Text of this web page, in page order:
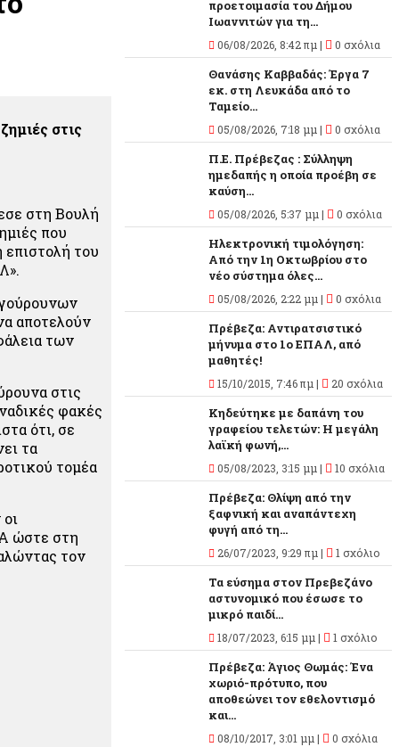
στις
στη Βουλή
που
επιστολή του
αποτελούν
των
στις
φακές
ότι, σε
τα
τομέα
ώστε στη
τον
προετοιμασία του Δήμου
Ιωαννιτών για τη...
06/08/2026, 8:42 πμ | 0 σχόλια
Θανάσης Καββαδάς: Έργα 7
εκ. στη Λευκάδα από το
Ταμείο...
05/08/2026, 7:18 μμ | 0 σχόλια
Π.Ε. Πρέβεζας : Σύλληψη
ημεδαπής η οποία προέβη σε
καύση...
05/08/2026, 5:37 μμ | 0 σχόλια
Ηλεκτρονική τιμολόγηση:
Από την 1η Οκτωβρίου στο
νέο σύστημα όλες...
05/08/2026, 2:22 μμ | 0 σχόλια
Πρέβεζα: Αντιρατσιστικό
μήνυμα στο 1ο ΕΠΑΛ, από
μαθητές!
15/10/2015, 7:46 πμ | 20 σχόλια
Κηδεύτηκε με δαπάνη του
γραφείου τελετών: Η μεγάλη
λαϊκή φωνή,...
05/08/2023, 3:15 μμ | 10 σχόλια
Πρέβεζα: Θλίψη από την
ξαφνική και αναπάντεχη
φυγή από τη...
26/07/2023, 9:29 πμ | 1 σχόλιο
Τα εύσημα στον Πρεβεζάνο
αστυνομικό που έσωσε το
μικρό παιδί...
18/07/2023, 6:15 μμ | 1 σχόλιο
Πρέβεζα: Άγιος Θωμάς: Ένα
χωριό-πρότυπο, που
αποθεώνει τον εθελοντισμό
και...
08/10/2017, 3:01 μμ | 0 σχόλια